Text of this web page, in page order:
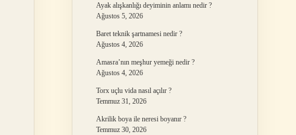
Ayak alışkanlığı deyiminin anlamı nedir ?
Ağustos 5, 2026
Baret teknik şartnamesi nedir ?
Ağustos 4, 2026
Amasra’nın meşhur yemeği nedir ?
Ağustos 4, 2026
Torx uçlu vida nasıl açılır ?
Temmuz 31, 2026
Akrilik boya ile neresi boyanır ?
Temmuz 30, 2026